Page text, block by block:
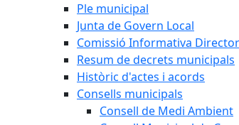
Ple municipal
Junta de Govern Local
Comissió Informativa
Resum de decrets municipals
Històric d'actes i acords
Consells municipals
Consell de Medi Ambient